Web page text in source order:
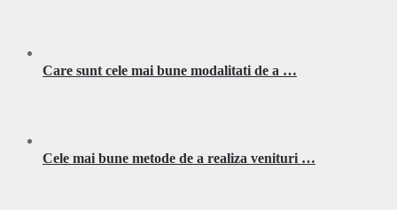
Care sunt cele mai bune modalitati de a …
Cele mai bune metode de a realiza venituri …